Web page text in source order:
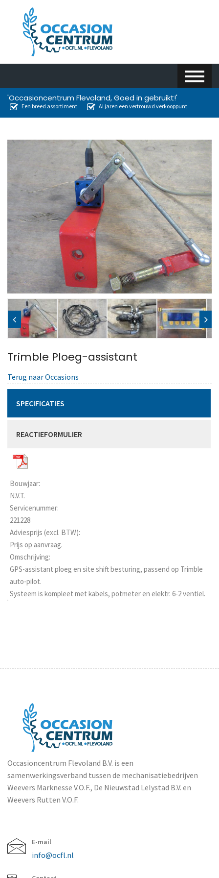
'Occasioncentrum Flevoland, Goed in gebruikt!'
Een breed assortiment Al jaren een vertrouwd verkooppunt
Trimble Ploeg-assistant
Terug naar Occasions
SPECIFICATIES
REACTIEFORMULIER
Bouwjaar:
N.V.T.
Servicenummer:
221228
Adviesprijs (excl. BTW):
Prijs op aanvraag.
Omschrijving:
GPS-assistant ploeg en site shift besturing, passend op Trimble
auto-pilot.
Systeem is kompleet met kabels, potmeter en elektr. 6-2 ventiel.
Occasioncentrum Flevoland B.V. is een
samenwerkingsverband tussen de mechanisatiebedrijven
Weevers Marknesse V.O.F., De Nieuwstad Lelystad B.V. en
Weevers Rutten V.O.F.
E-mail
info@ocfl.nl